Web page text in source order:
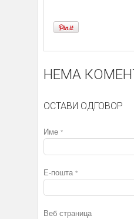
НЕМА
ОСТАВИ ОДГОВОР
Име *
Е-пошта *
Веб страница